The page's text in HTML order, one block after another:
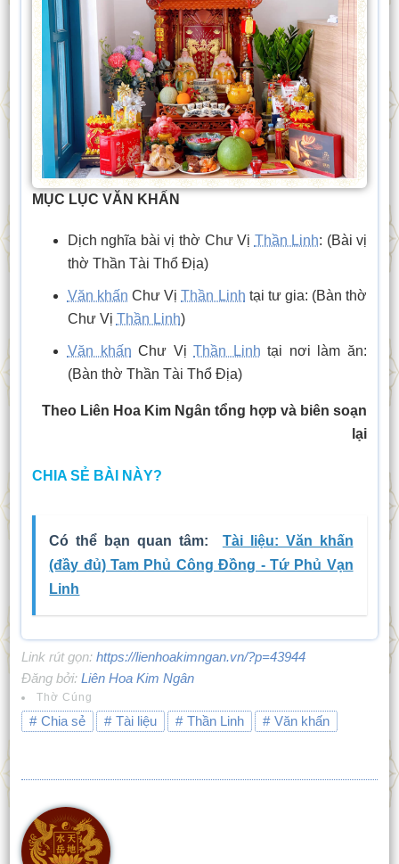
MỤC LỤC VĂN KHẤN
Dịch nghĩa bài vị thờ Chư Vị Thần Linh: (Bài vị
thờ Thần Tài Thổ Địa)
Văn khấn Chư VịThần Linh tại tư gia: (Bàn thờ
Chư Vị Thần Linh)
Văn khấn Chư VịThần Linh tại nơi làm ăn:
(Bàn thờ Thần Tài Thổ Địa)
Theo Liên Hoa Kim Ngân tổng hợp và biên soạn
lại
CHIA SẺ BÀI NÀY?
Có thể bạn quan tâm:
Tài liệu: Văn khấn
(đầy đủ) Tam Phủ Công Đồng - Tứ Phủ Vạn
Linh
Link rút gọn: https://lienhoakimngan.vn/?p=43944
Đăng bởi: Liên Hoa Kim Ngân
Thờ Cúng
Chia sẻ Tài liệu Thần Linh Văn khấn